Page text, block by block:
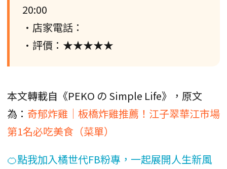
20:00
•店家電話：
•評價：★★★★★
本文轉載自《PEKO の Simple Life》，原文
為： 奇郁炸雞｜板橋炸雞推薦！江子翠華江市場
第1名必吃美食（菜單）
🍊點我加入橘世代FB粉專，一起展開人生新風